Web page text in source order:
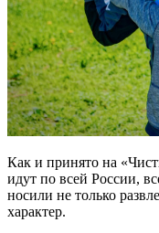
Как и принято на
идут по всей России,
носили не только
характер.